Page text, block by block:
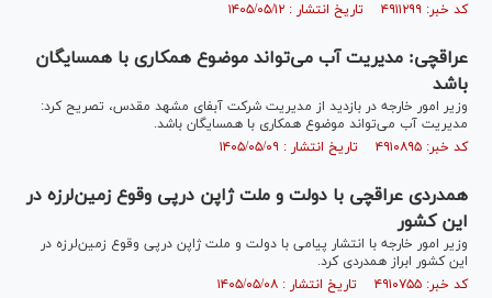
کد خبر: ۴۹۱۱۲۹۹ تاریخ انتشار : ۱۴۰۵/۰۵/۱۲
عراقچی: مدیریت آب می‌تواند موضوع همکاری با همسایگان
باشد
وزیر امور خارجه در بازدید از مدیریت شرکت آبفای مشهد مقدس، تصریح کرد:
مدیریت آب می‌تواند موضوع همکاری با همسایگان باشد.
کد خبر: ۴۹۱۰۸۹۵ تاریخ انتشار : ۱۴۰۵/۰۵/۰۹
همدردی عراقچی با دولت و ملت ژاپن درپی وقوع زمین‌لرزه در
این کشور
وزیر امور خارجه با انتشار پیامی با دولت و ملت ژاپن درپی وقوع زمین‌لرزه در
این کشور ابراز همدردی کرد.
کد خبر: ۴۹۱۰۷۵۵ تاریخ انتشار : ۱۴۰۵/۰۵/۰۸